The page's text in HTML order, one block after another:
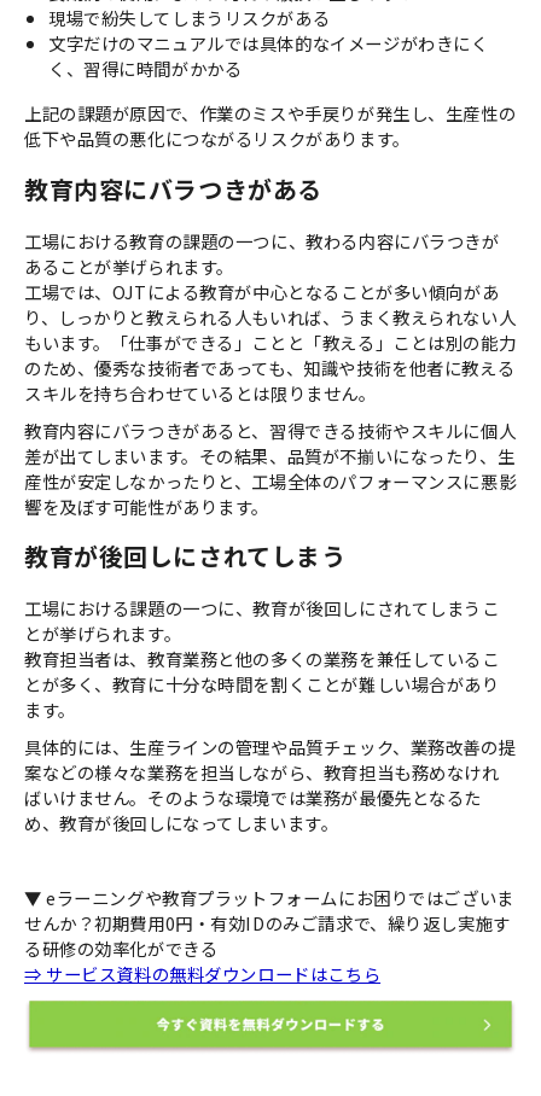
現場で紛失してしまうリスクがある
文字だけのマニュアルでは具体的なイメージがわきにく
く、習得に時間がかかる
上記の課題が原因で、作業のミスや手戻りが発生し、生産性の
低下や品質の悪化につながるリスクがあります。
教育内容にバラつきがある
工場における教育の課題の一つに、教わる内容にバラつきが
あることが挙げられます。
工場では、OJTによる教育が中心となることが多い傾向があ
り、しっかりと教えられる人もいれば、うまく教えられない人
もいます。「仕事ができる」ことと「教える」ことは別の能力
のため、優秀な技術者であっても、知識や技術を他者に教える
スキルを持ち合わせているとは限りません。
教育内容にバラつきがあると、習得できる技術やスキルに個人
差が出てしまいます。その結果、品質が不揃いになったり、生
産性が安定しなかったりと、工場全体のパフォーマンスに悪影
響を及ぼす可能性があります。
教育が後回しにされてしまう
工場における課題の一つに、教育が後回しにされてしまうこ
とが挙げられます。
教育担当者は、教育業務と他の多くの業務を兼任しているこ
とが多く、教育に十分な時間を割くことが難しい場合があり
ます。
具体的には、生産ラインの管理や品質チェック、業務改善の提
案などの様々な業務を担当しながら、教育担当も務めなけれ
ばいけません。そのような環境では業務が最優先となるた
め、教育が後回しになってしまいます。
▼ eラーニングや教育プラットフォームにお困りではございま
せんか？初期費用0円・有効IDのみご請求で、繰り返し実施す
る研修の効率化ができる
⇒ サービス資料の無料ダウンロードはこちら